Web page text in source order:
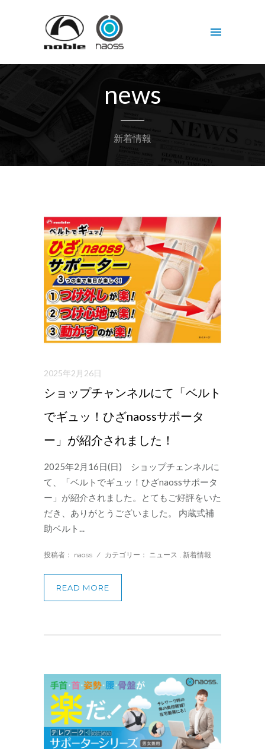
news
新着情報
2025年2月26日
ショップチャンネルにて「ベルト
でギュッ！ひざnaossサポータ
ー」が紹介されました！
2025年2月16日(日) ショップチェンネルに
て、「ベルトでギュッ！ひざnaossサポータ
ー」が紹介されました。とてもご好評をいた
だき、ありがとうございました。 内蔵式補
助ベルト...
投稿者： naoss / カテゴリー： ニュース , 新着情報
READ MORE